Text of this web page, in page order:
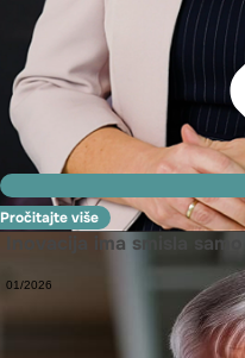
Pročitajte više
Inovacija ima smisla
01/2026